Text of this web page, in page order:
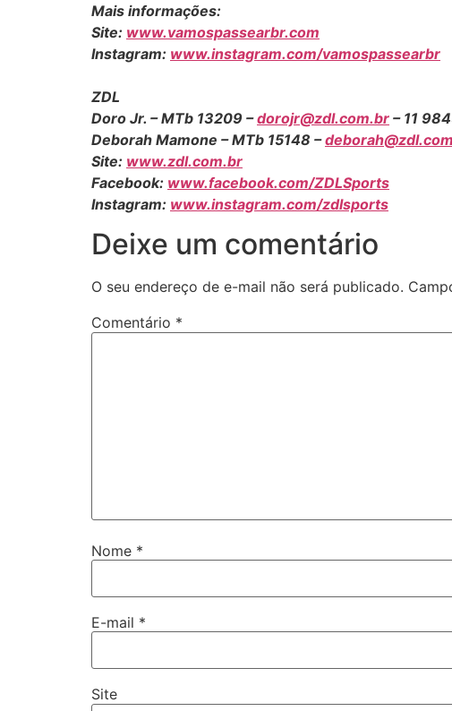
Mais informações:
Site: www.vamospassearbr.com
Instagram: www.instagram.com/vamospassearbr
ZDL
Doro Jr. – MTb 13209 –dorojr@zdl.com.br – 11
Deborah Mamone – MTb 15148 –
Site: www.zdl.com.br
Facebook: www.facebook.com/ZDLSports
Instagram: www.instagram.com/zdlsports
Deixe um comentário
O seu endereço de e-mail não será publicado.
Comentário *
Nome *
E-mail *
Site